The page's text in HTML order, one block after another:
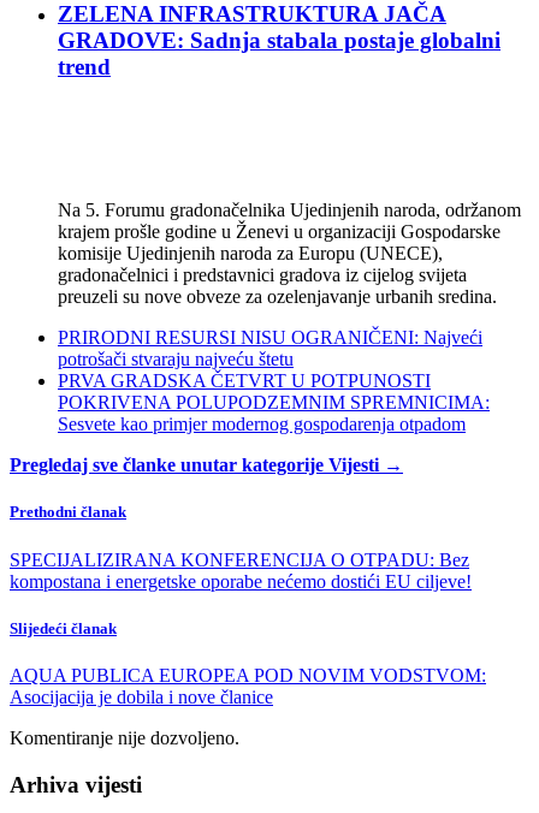
ZELENA INFRASTRUKTURA JAČA
GRADOVE: Sadnja stabala postaje globalni
trend
Na 5. Forumu gradonačelnika Ujedinjenih naroda, održanom
krajem prošle godine u Ženevi u organizaciji Gospodarske
komisije Ujedinjenih naroda za Europu (UNECE),
gradonačelnici i predstavnici gradova iz cijelog svijeta
preuzeli su nove obveze za ozelenjavanje urbanih sredina.
PRIRODNI RESURSI NISU OGRANIČENI: Najveći
potrošači stvaraju najveću štetu
PRVA GRADSKA ČETVRT U POTPUNOSTI
POKRIVENA POLUPODZEMNIM SPREMNICIMA:
Sesvete kao primjer modernog gospodarenja otpadom
Pregledaj sve članke unutar kategorije Vijesti →
Prethodni članak
SPECIJALIZIRANA KONFERENCIJA O OTPADU: Bez
kompostana i energetske oporabe nećemo dostići EU ciljeve!
Slijedeći članak
AQUA PUBLICA EUROPEA POD NOVIM VODSTVOM:
Asocijacija je dobila i nove članice
Komentiranje nije dozvoljeno.
Arhiva vijesti